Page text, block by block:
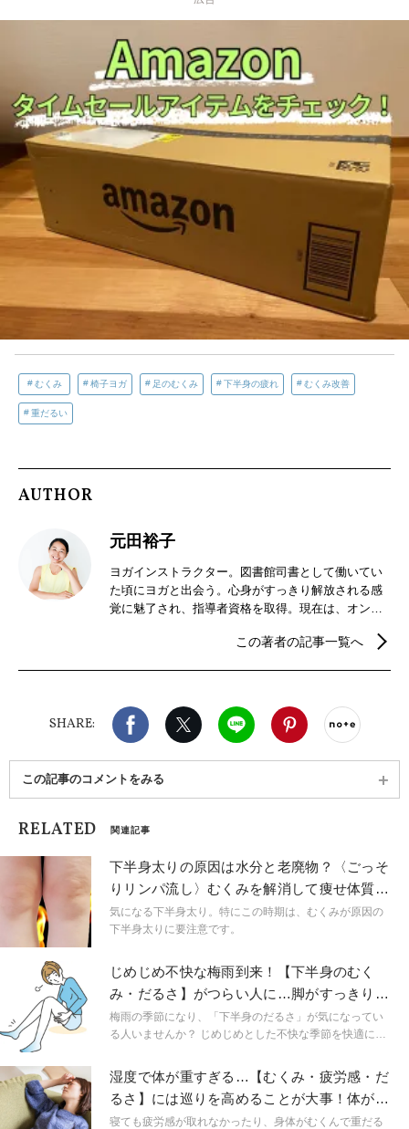
むくみ 椅子ヨガ 足のむくみ 下半身の疲れ むくみ改善
重だるい
AUTHOR
元田裕子
ヨガインストラクター。図書館司書として働いてい
た頃にヨガと出会う。心身がすっきり解放される感
覚に魅了され、指導者資格を取得。現在は、オンラ
ルチャーセンター、子育て支援施設、神社などでク
YOGA認定講師。インドのアーユルヴェーダDr.より
アーユルヴェーダ・マルマセラピーを学んでおり、
としても活動の幅を広げている。
この著者の記事一覧へ
SHARE:
Facebook X（旧twitter）
LINE Pinterest
この記事のコメントをみる
RELATED 関連記事
下半身太りの原因は水分と老廃物？〈ごっそ
りリンパ流し〉むくみを解消して痩せ体質に
なる方法
気になる下半身太り。特にこの時期は、むくみが原因の
下半身太りに要注意です。
じめじめ不快な梅雨到来！【下半身のむく
み・だるさ】がつらい人に…脚がすっきり軽
くなるチェアヨガ
梅雨の季節になり、「下半身のだるさ」が気になってい
る人いませんか？ じめじめとした不快な季節を快適に過
湿度で体が重すぎる…【むくみ・疲労感・だ
るさ】には巡りを高めることが大事！体が軽
くなるリンパ流し
寝ても疲労感が取れなかったり、身体がむくんで重だる